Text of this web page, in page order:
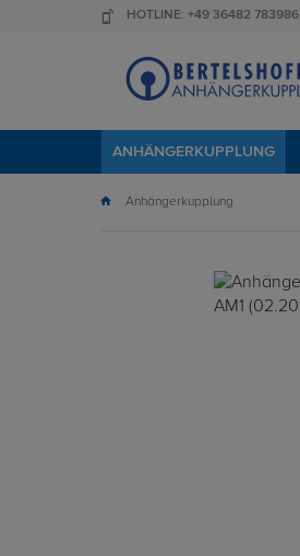
HOTLINE: +49 36482 783986
ANHÄNGERKUPPLUNG
Anhängerkupplung